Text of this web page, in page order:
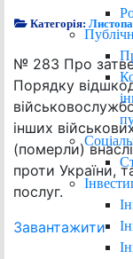
Категорія:
№ 283 Про
Порядку
інших
(померли)
проти України,
послуг.
Завантажити